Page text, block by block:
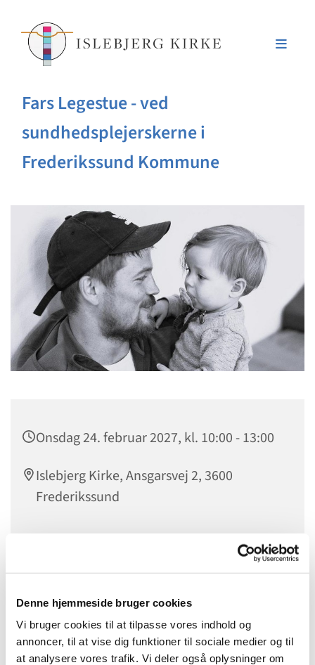
Denne hjemmeside bruger cookies
Vi bruger cookies til at tilpasse vores indhold og
annoncer, til at vise dig funktioner til sociale medier og til
at analysere vores trafik. Vi deler også oplysninger om
Fars Legestue - ved
sundhedsplejerskerne i
Frederikssund Kommune
Onsdag 24. februar 2027, kl. 10:00 - 13:00
Islebjerg Kirke, Ansgarsvej 2, 3600
Frederikssund
Fædre og deres børn i alderen 0-5 år mødes i ”Fars
samvær med andre fædre og børn, og man kan få gode
råd fra Sundhedsplejen. Det er sundhedsplejerskerne i
Frederikssund Kommune, der er ansvarlig for
arrangementet.